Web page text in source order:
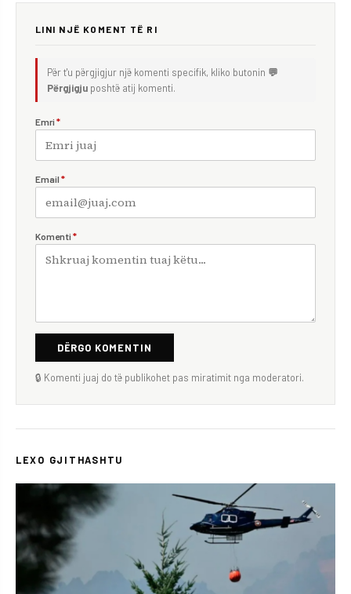
LINI NJË KOMENT TË RI
Për t'u përgjigjur një komenti specifik, kliko butonin 💬
Përgjigju poshtë atij komenti.
Emri *
Email *
Komenti *
DËRGO KOMENTIN
🔒 Komenti juaj do të publikohet pas miratimit nga moderatori.
LEXO GJITHASHTU